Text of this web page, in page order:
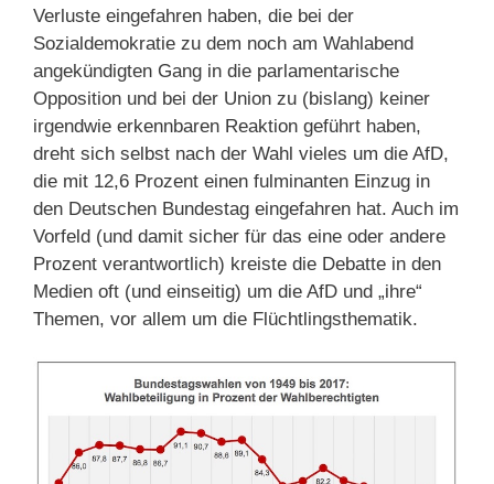
Verluste eingefahren haben, die bei der
Sozialdemokratie zu dem noch am Wahlabend
angekündigten Gang in die parlamentarische
Opposition und bei der Union zu (bislang) keiner
irgendwie erkennbaren Reaktion geführt haben,
dreht sich selbst nach der Wahl vieles um die AfD,
die mit 12,6 Prozent einen fulminanten Einzug in
den Deutschen Bundestag eingefahren hat. Auch im
Vorfeld (und damit sicher für das eine oder andere
Prozent verantwortlich) kreiste die Debatte in den
Medien oft (und einseitig) um die AfD und „ihre“
Themen, vor allem um die Flüchtlingsthematik.